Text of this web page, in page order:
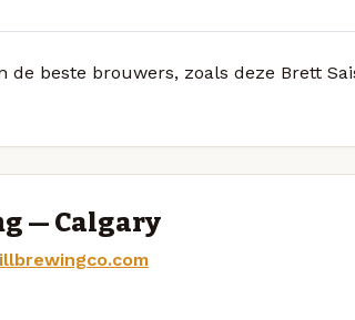
de beste brouwers, zoals deze Brett
— Calgary